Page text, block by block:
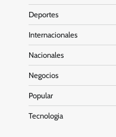
Deportes
Internacionales
Nacionales
Negocios
Popular
Tecnologia